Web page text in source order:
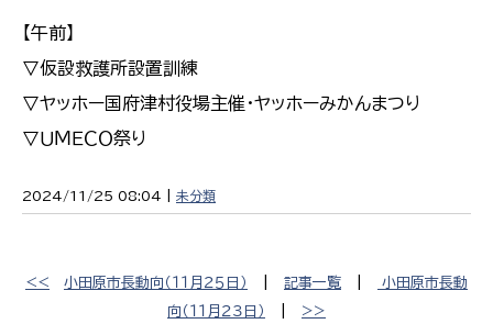
【午前】
▽仮設救護所設置訓練
▽ヤッホー国府津村役場主催・ヤッホーみかんまつり
▽ＵＭＥＣＯ祭り
2024/11/25 08:04 | 未分類
<< 小田原市長動向（１１月２５日） 記事一覧
小田原市長動
向（１１月２３日）
>>